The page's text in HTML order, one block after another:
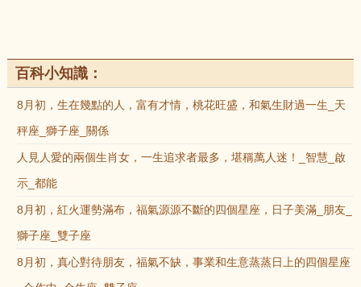
百科小知識：
8月初，生在幾點的人，富有才情，桃花旺盛，和氣生財過一生_天
秤座_獅子座_關係
人見人愛的兩個生肖女，一生追求者最多，堪稱萬人迷！_智慧_啟
示_都能
8月初，紅火運勢滿布，福氣源源不斷的四個星座，日子美滿_朋友_
獅子座_雙子座
8月初，真心對待朋友，福氣不缺，事業和生意蒸蒸日上的四個星座